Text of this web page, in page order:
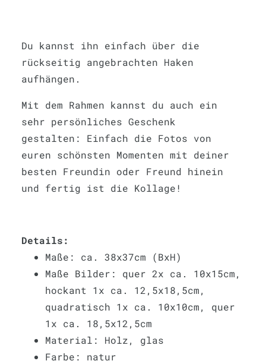
Du kannst ihn einfach über die
rückseitig angebrachten Haken
aufhängen.
Mit dem Rahmen kannst du auch ein
sehr persönliches Geschenk
gestalten: Einfach die Fotos von
euren schönsten Momenten mit deiner
besten Freundin oder Freund hinein
und fertig ist die Kollage!
Details:
Maße: ca. 38x37cm (BxH)
Maße Bilder: quer 2x ca. 10x15cm,
hockant 1x ca. 12,5x18,5cm,
quadratisch 1x ca. 10x10cm, quer
1x ca. 18,5x12,5cm
Material: Holz, glas
Farbe: natur